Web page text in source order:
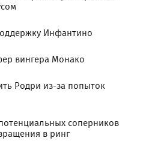
Инфантино
вингера Монако
Родри из-за попыток
соперников
в ринг